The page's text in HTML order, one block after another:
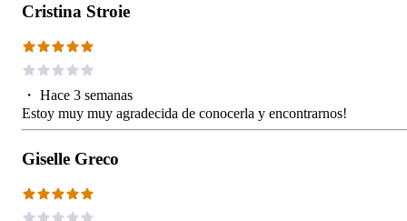
Cristina Stroie
・ Hace 3 semanas
Estoy muy muy agradecida de conocerla y encontrarnos!
Giselle Greco